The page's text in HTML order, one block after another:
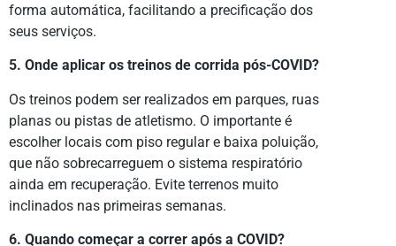
forma automática, facilitando a precificação dos
seus serviços.
5. Onde aplicar os treinos de corrida pós-COVID?
Os treinos podem ser realizados em parques, ruas
planas ou pistas de atletismo. O importante é
escolher locais com piso regular e baixa poluição,
que não sobrecarreguem o sistema respiratório
ainda em recuperação. Evite terrenos muito
inclinados nas primeiras semanas.
6. Quando começar a correr após a COVID?